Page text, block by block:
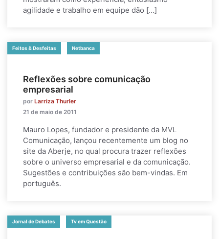
agilidade e trabalho em equipe dão […]
Feitos & Desfeitas Netbanca
Reflexões sobre comunicação
empresarial
por Larriza Thurler
21 de maio de 2011
Mauro Lopes, fundador e presidente da MVL
Comunicação, lançou recentemente um blog no
site da Aberje, no qual procura trazer reflexões
sobre o universo empresarial e da comunicação.
Sugestões e contribuições são bem-vindas. Em
português.
Jornal de Debates Tv em Questão